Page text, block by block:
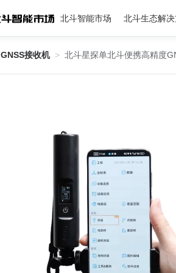
北斗智能市场 北斗生态解
GNSS接收机 > 北斗星探单北斗便携高精度